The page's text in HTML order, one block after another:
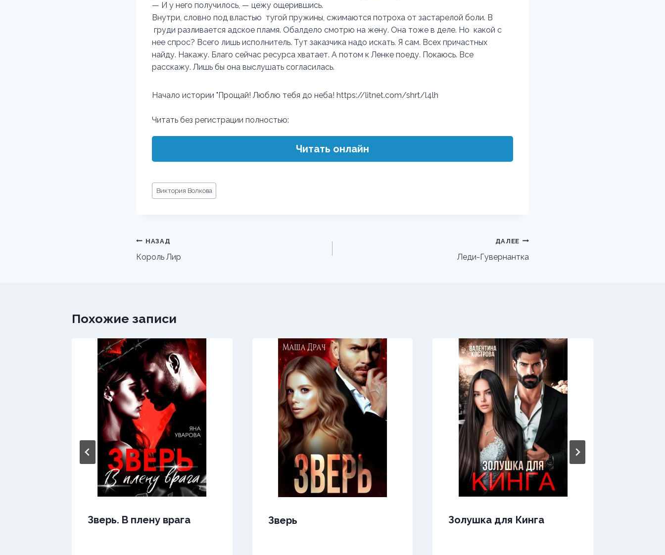
— И у него получилось, — цежу ощерившись.
Внутри, словно под властью тугой пружины, сжимаются потроха от застарелой боли. В
груди разливается адское пламя. Обалдело смотрю на жену. Она тоже в деле. Но какой с
нее спрос? Всего лишь исполнитель. Тут заказчика надо искать. Я сам. Всех причастных
найду. Накажу. Благо сейчас ресурса хватает. А потом к Ленке поеду. Покаюсь. Все
расскажу. Лишь бы она выслушать согласилась.
Начало истории "Прощай! Люблю тебя до неба! https://litnet.com/shrt/l4lh
Читать без регистрации полностью:
Читать онлайн
Метки
записи:
Виктория Волкова
Навигация
по
НАЗАД
Король Лир
ДАЛЕЕ
Леди-Гувернантка
Похожие записи
Зверь. В плену врага Зверь Золушка для Кинга